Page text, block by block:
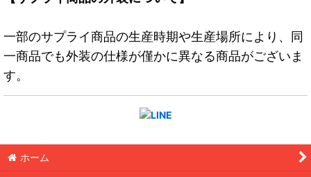
一部のサプライ商品の生産時期や生産場所により、同
一商品でも外装の仕様が僅かに異なる商品がございま
す。
ホーム